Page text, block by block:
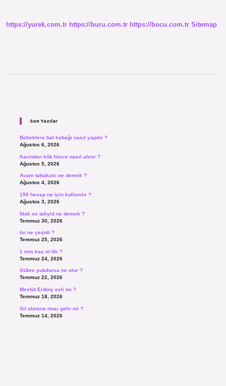
https://yurek.com.tr https://buru.com.tr https://bocu.com.tr Sitemap
Son Yazılar
Bebeklere bal kabağı nasıl yapılır ?
Ağustos 6, 2026
Karından kök hücre nasıl alınır ?
Ağustos 5, 2026
Avam tabakası ne demek ?
Ağustos 4, 2026
159 hesap ne için kullanılır ?
Ağustos 3, 2026
İtlak ve takyid ne demek ?
Temmuz 30, 2026
Isı ne çeşidi ?
Temmuz 25, 2026
1 mm kaç m’dir ?
Temmuz 24, 2026
Gübre yutulursa ne olur ?
Temmuz 22, 2026
Mevlüt Erdinç evli mi ?
Temmuz 18, 2026
Sit alanına imar gelir mi ?
Temmuz 14, 2026